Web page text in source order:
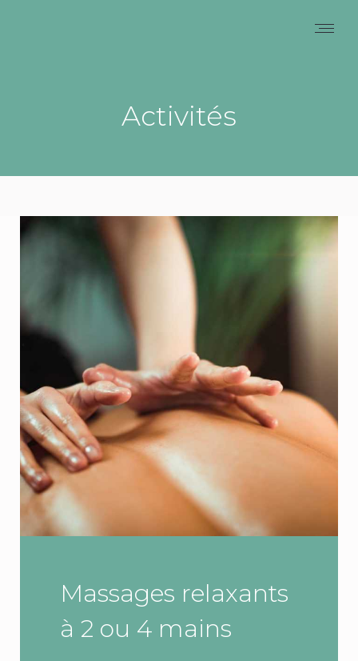
Activités
Massages relaxants
à 2 ou 4 mains